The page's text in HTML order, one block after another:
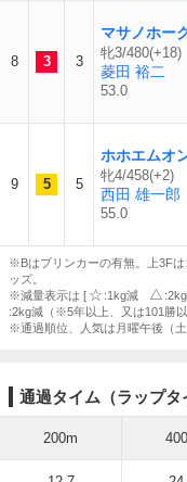
8 3 3
マサノホー
牝3/480(+18)
菱田 裕二
53.0
9 5 5
ホホエムオ
牝4/458(+2)
西田 雄一郎
55.0
※Bはブリンカーの有無。上3F
ッズ。
※減量表示は [
:1kg減
:2kg減（※5年以上、又は101勝
※通過順位、人気は月曜午後（
通過タイム（ラップタ
200m